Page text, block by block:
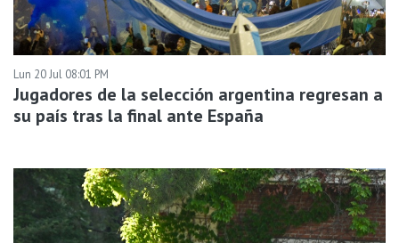
Lun 20 Jul 08:01 PM
Jugadores de la selección argentina regresan a
su país tras la final ante España